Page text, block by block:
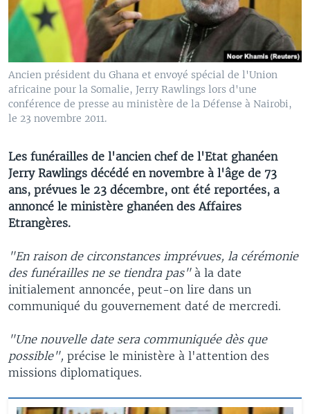
Ancien président du Ghana et envoyé spécial de l'Union
africaine pour la Somalie, Jerry Rawlings lors d'une
conférence de presse au ministère de la Défense à Nairobi,
le 23 novembre 2011.
Les funérailles de l'ancien chef de l'Etat ghanéen
Jerry Rawlings décédé en novembre à l'âge de 73
ans, prévues le 23 décembre, ont été reportées, a
annoncé le ministère ghanéen des Affaires
Etrangères.
"En raison de circonstances imprévues, la cérémonie
des funérailles ne se tiendra pas" à la date
initialement annoncée, peut-on lire dans un
communiqué du gouvernement daté de mercredi.
"Une nouvelle date sera communiquée dès que
possible", précise le ministère à l'attention des
missions diplomatiques.